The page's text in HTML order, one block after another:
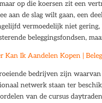
op die koersen zit een
aan de slag wilt gaan, een
vermoedelijk niet gering,
beleggingsfondsen,
Kan Ik Aandelen Kopen |
bedrijven zijn
netwerk staan ter
van de cursus